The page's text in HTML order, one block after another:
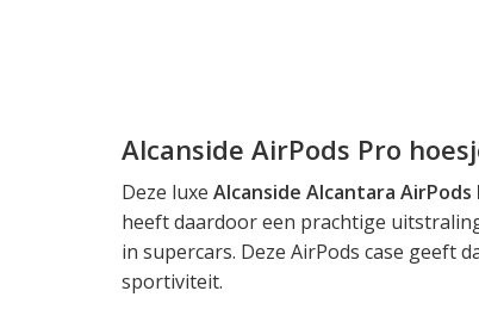
Alcanside AirPods Pro
Deze luxe Alcanside Alcantara AirPods
heeft daardoor een prachtige
in supercars. Deze AirPods case geeft
sportiviteit.